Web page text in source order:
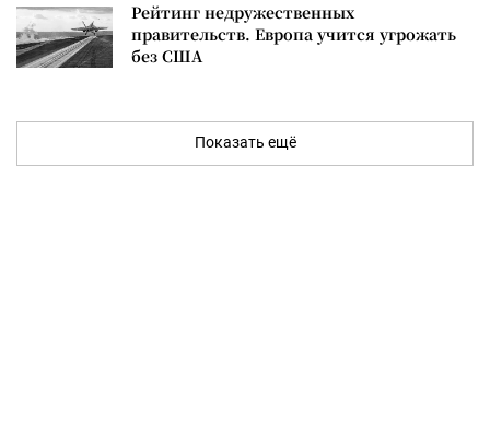
Рейтинг недружественных
правительств. Европа учится угрожать
без США
Показать ещё